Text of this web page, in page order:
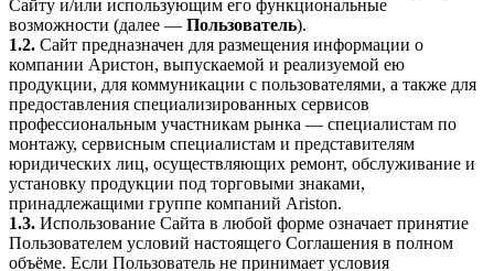
Сайту и/или использующим его функциональные
возможности (далее — Пользователь).
1.2. Сайт предназначен для размещения информации о
компании Аристон, выпускаемой и реализуемой ею
продукции, для коммуникации с пользователями, а также для
предоставления специализированных сервисов
профессиональным участникам рынка — специалистам по
монтажу, сервисным специалистам и представителям
юридических лиц, осуществляющих ремонт, обслуживание и
установку продукции под торговыми знаками,
принадлежащими группе компаний Ariston.
1.3. Использование Сайта в любой форме означает принятие
Пользователем условий настоящего Соглашения в полном
объёме. Если Пользователь не принимает условия